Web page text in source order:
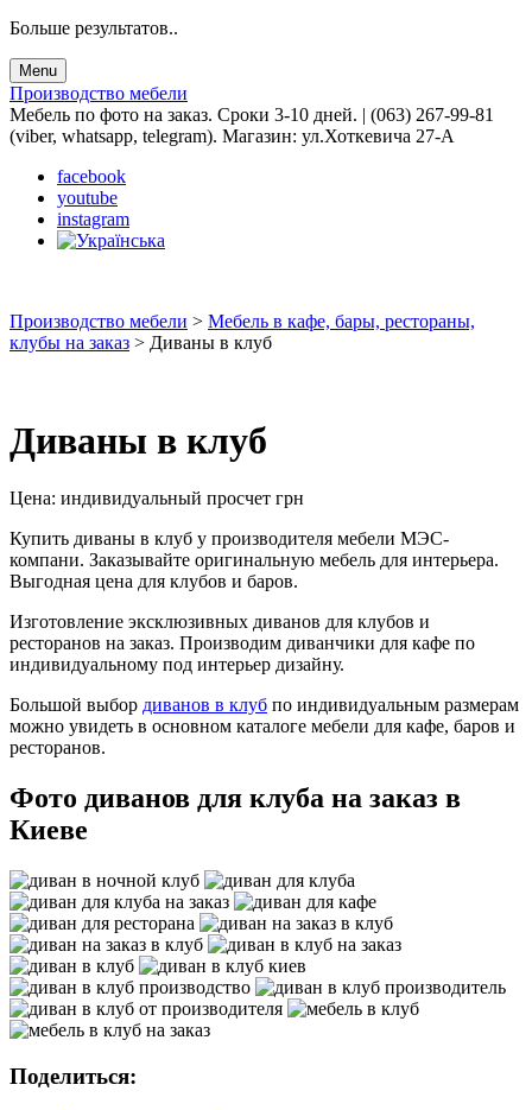
Больше результатов..
Menu
Производство мебели
Мебель по фото на заказ. Сроки 3-10 дней. | (063) 267-99-81
(viber, whatsapp, telegram). Магазин: ул.Хоткевича 27-А
facebook
youtube
instagram
Производство мебели > Мебель в кафе, бары, рестораны,
клубы на заказ > Диваны в клуб
Диваны в клуб
Цена: индивидуальный просчет грн
Купить диваны в клуб у производителя мебели МЭС-
компани. Заказывайте оригинальную мебель для интерьера.
Выгодная цена для клубов и баров.
Изготовление эксклюзивных диванов для клубов и
ресторанов на заказ. Производим диванчики для кафе по
индивидуальному под интерьер дизайну.
Большой выбор диванов в клуб по индивидуальным размерам
можно увидеть в основном каталоге мебели для кафе, баров и
ресторанов.
Фото диванов для клуба на заказ в
Киеве
Поделиться: